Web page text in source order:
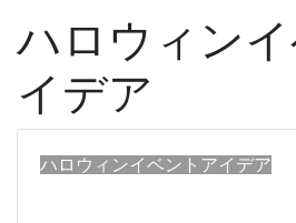
ハロウィン
イデア
ハロウィンイベントアイデア